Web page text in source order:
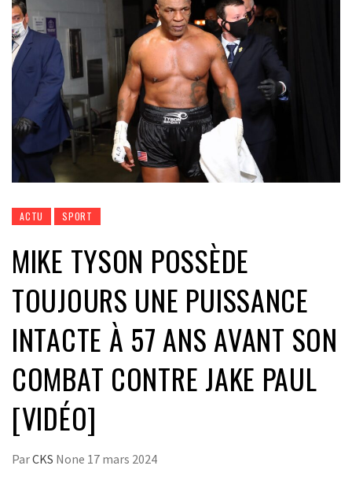
ACTU SPORT
MIKE TYSON POSSÈDE
TOUJOURS UNE PUISSANCE
INTACTE À 57 ANS AVANT SON
COMBAT CONTRE JAKE PAUL
[VIDÉO]
ParCKS None 17 mars 2024